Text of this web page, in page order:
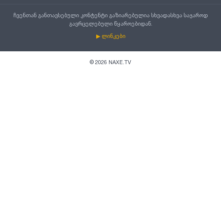
ჩვენთან განთავსებული კონტენტი გაზიარებულია სხვადასხვა საჯაროდ
გავრცელებული წყაროებიდან.
▶ ლინკები
© 2026 NAXE.TV